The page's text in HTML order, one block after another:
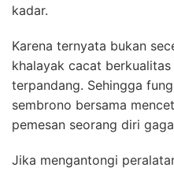
kadar.
Karena ternyata bukan
khalayak cacat
terpandang. Sehingga
sembrono bersama
pemesan seorang diri
Jika mengantongi